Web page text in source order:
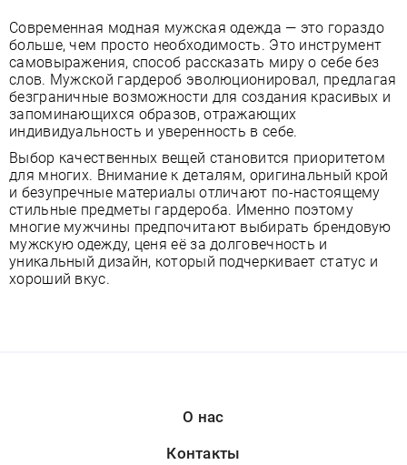
Современная модная мужская одежда — это гораздо
больше, чем просто необходимость. Это инструмент
самовыражения, способ рассказать миру о себе без
слов. Мужской гардероб эволюционировал, предлагая
безграничные возможности для создания красивых и
запоминающихся образов, отражающих
индивидуальность и уверенность в себе.
Выбор качественных вещей становится приоритетом
для многих. Внимание к деталям, оригинальный крой
и безупречные материалы отличают по-настоящему
стильные предметы гардероба. Именно поэтому
многие мужчины предпочитают выбирать брендовую
мужскую одежду, ценя её за долговечность и
уникальный дизайн, который подчеркивает статус и
хороший вкус.
О нас
Контакты